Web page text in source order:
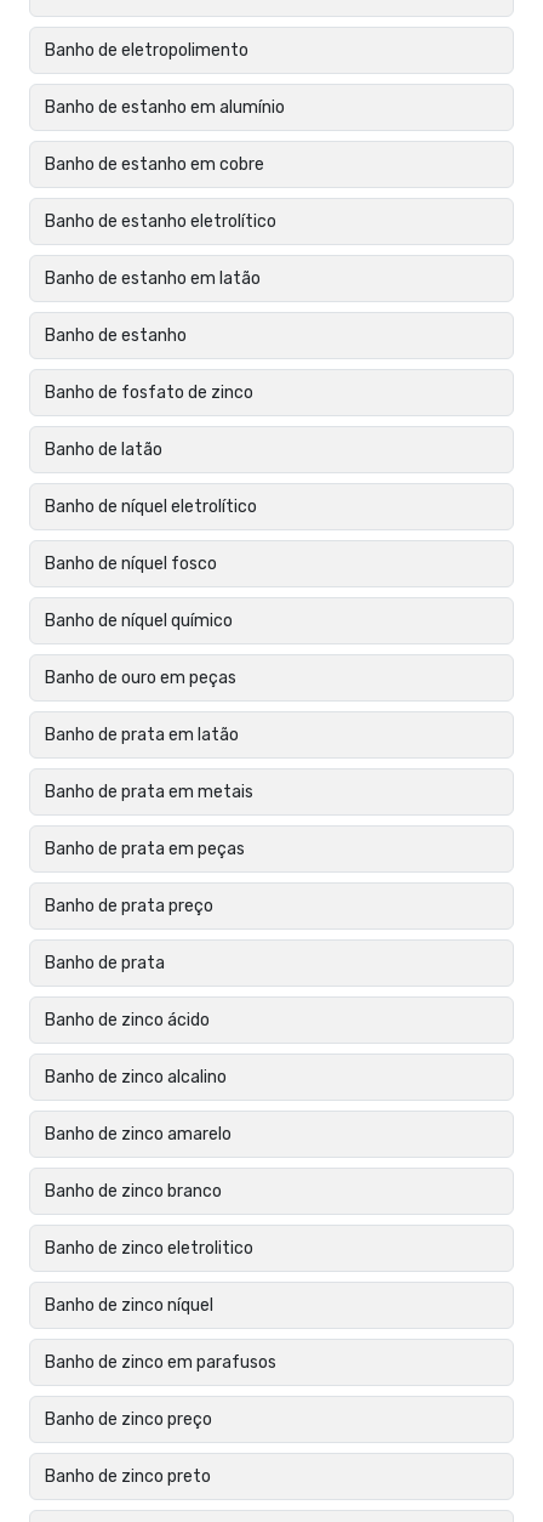
Banho de eletropolimento
Banho de estanho em alumínio
Banho de estanho em cobre
Banho de estanho eletrolítico
Banho de estanho em latão
Banho de estanho
Banho de fosfato de zinco
Banho de latão
Banho de níquel eletrolítico
Banho de níquel fosco
Banho de níquel químico
Banho de ouro em peças
Banho de prata em latão
Banho de prata em metais
Banho de prata em peças
Banho de prata preço
Banho de prata
Banho de zinco ácido
Banho de zinco alcalino
Banho de zinco amarelo
Banho de zinco branco
Banho de zinco eletrolitico
Banho de zinco níquel
Banho de zinco em parafusos
Banho de zinco preço
Banho de zinco preto